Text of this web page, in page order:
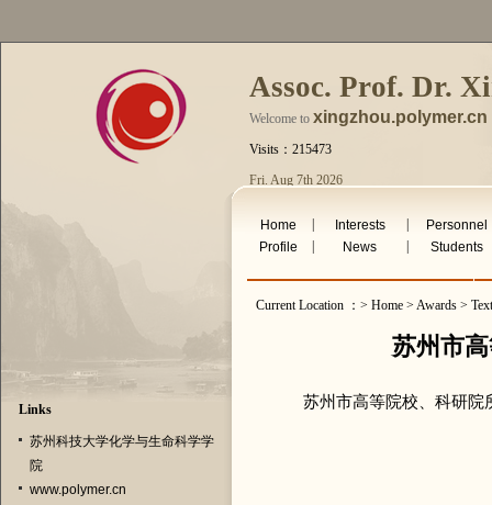
Assoc. Prof. Dr.
Welcome to xingzhou.polymer.cn
Visits：215473
Fri. Aug 7th 2026
Links
苏州科技大学化学与生命科学学
院
www.polymer.cn
Home Interests
Personnel
Profile
News Students
Current Location ：> Home > Awards > Text
苏州市
苏州市高等院校、科研院